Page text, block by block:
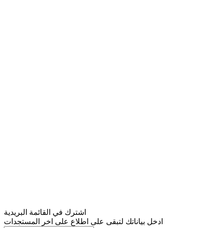
اشترك في القائمة البريدية
ادخل بياناتك لتبقى على اطلاع على اخر المستجدات